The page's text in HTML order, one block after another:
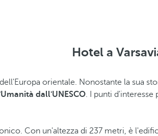
Hotel a
orientale. Nonostante la sua
dall'UNESCO. I punti d'interesse
Con un'altezza di 237 metri, è